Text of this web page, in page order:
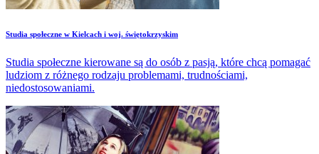
Studia społeczne w Kielcach i woj. świętokrzyskim
Studia społeczne kierowane są do osób z pasją, które chcą pomagać
ludziom z różnego rodzaju problemami, trudnościami,
niedostosowaniami.